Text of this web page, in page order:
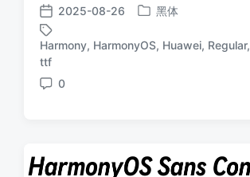
发
布
日
期
2025-08-26
发
于
黑体
标
签
Harmony, HarmonyOS, Huawei, Regular,
ttf
评
0